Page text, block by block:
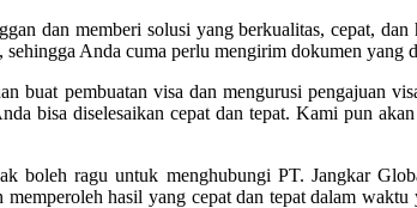
dan memberi solusi yang berkualitas, cepat,
Anda cuma perlu mengirim dokumen yang
buat pembuatan visa dan mengurusi pengajuan
bisa diselesaikan cepat dan tepat. Kami pun
boleh ragu untuk menghubungi PT. Jangkar
hasil yang cepat dan tepat dalam